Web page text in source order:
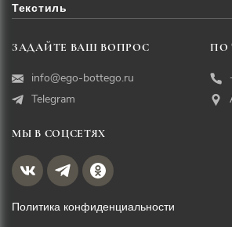
Текстиль
ЗАДАЙТЕ ВАШ ВОПРОС
info@ego-bottego.ru
Telegram
ПО
МЫ В СОЦСЕТЯХ
Политика конфиденциальности